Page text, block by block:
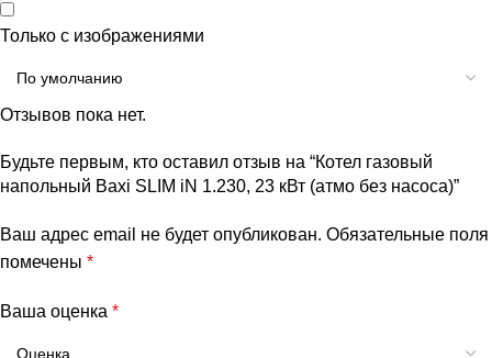
Только с изображениями
Отзывов пока нет.
Будьте первым, кто оставил отзыв на “Котел газовый
напольный Baxi SLIM iN 1.230, 23 кВт (атмо без насоса)”
Ваш адрес email не будет опубликован. Обязательные поля
помечены *
Ваша оценка *